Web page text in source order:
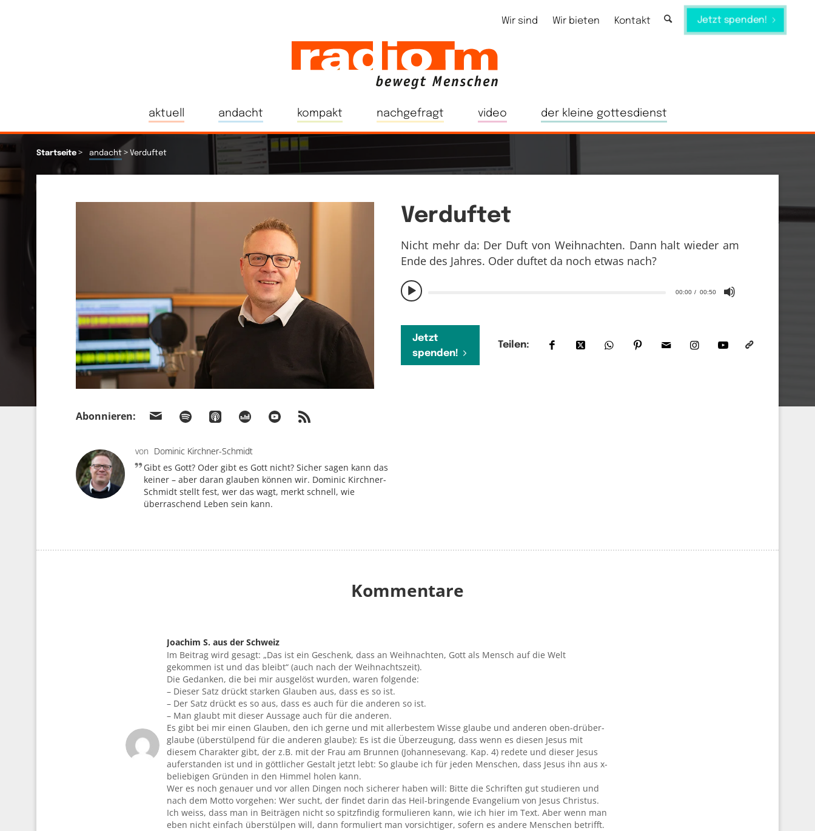
Wir sind Wir bieten Kontakt Jetzt spenden!
aktuell andacht kompakt nachgefragt video der kleine gottesdienst
Startseite > andacht > Verduftet
Abonnieren:
Verduftet
00:00 00:50
Nicht mehr da: Der Duft von Weihnachten. Dann halt wieder am
Ende des Jahres. Oder duftet da noch etwas nach?
Jetzt
spenden!
Teilen:
von Dominic Kirchner-Schmidt
Gibt es Gott? Oder gibt es Gott nicht? Sicher sagen kann das
keiner – aber daran glauben können wir. Dominic Kirchner-
Schmidt stellt fest, wer das wagt, merkt schnell, wie
überraschend Leben sein kann.
Kommentare
Joachim S. aus der Schweiz
sagte:
Im Beitrag wird gesagt: „Das ist ein Geschenk, dass an Weihnachten, Gott als Mensch auf die Welt
gekommen ist und das bleibt“ (auch nach der Weihnachtszeit).
Die Gedanken, die bei mir ausgelöst wurden, waren folgende:
– Dieser Satz drückt starken Glauben aus, dass es so ist.
– Der Satz drückt es so aus, dass es auch für die anderen so ist.
– Man glaubt mit dieser Aussage auch für die anderen.
Es gibt bei mir einen Glauben, den ich gerne und mit allerbestem Wisse glaube und anderen oben-drüber-
glaube (überstülpend für die anderen glaube): Es ist die Überzeugung, dass wenn es diesen Jesus mit
diesem Charakter gibt, der z.B. mit der Frau am Brunnen (Johannesevang. Kap. 4) redete und dieser Jesus
auferstanden ist und in göttlicher Gestalt jetzt lebt: So glaube ich für jeden Menschen, dass Jesus ihn aus x-
beliebigen Gründen in den Himmel holen kann.
Wer es noch genauer und vor allen Dingen noch sicherer haben will: Bitte die Schriften gut studieren und
nach dem Motto vorgehen: Wer sucht, der findet darin das Heil-bringende Evangelium von Jesus Christus.
Ich weiss, dass man in Beiträgen nicht so spitzfindig formulieren kann, wie ich hier im Text. Aber wenn man
eben nicht einfach überstülpen will, dann formuliert man vorsichtiger, sofern es andere Menschen betrifft.